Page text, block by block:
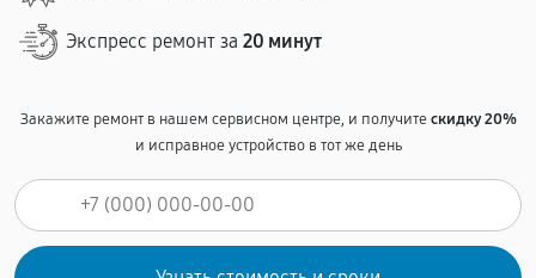
Экспресс ремонт за 20 минут
Закажите ремонт в нашем сервисном центре, и получитескидку 20%
и исправное устройство в тот же день